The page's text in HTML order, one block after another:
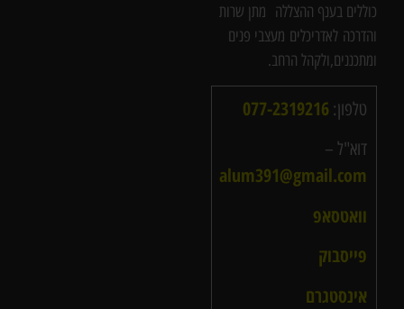
כוללים בענף ההצללה מתן שרות
והדרכה לאדריכלים מעצבי פנים
ומתכננים,ולקהל הרחב.
טלפון: 077-2319216
דוא"ל –
alum391@gmail.com
וואטסאפ
פייסבוק
אינסטגרם